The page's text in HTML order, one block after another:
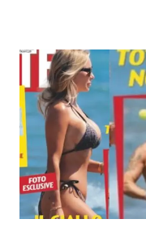
News Musica
News Spettacolo
Benessere
Casa